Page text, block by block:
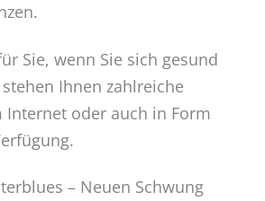
Sie, wenn Sie sich gesund
Ihnen zahlreiche
oder auch in Form
– Neuen Schwung